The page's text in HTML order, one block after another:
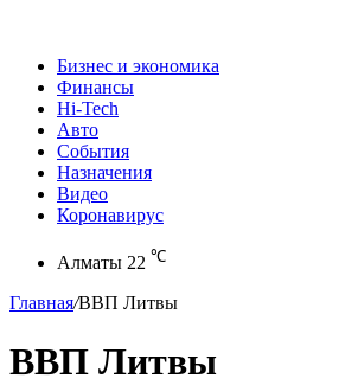
Бизнес и экономика
Финансы
Hi-Tech
Авто
События
Назначения
Видео
Коронавирус
Алматы 22 ℃
Главная/ВВП Литвы
ВВП Литвы